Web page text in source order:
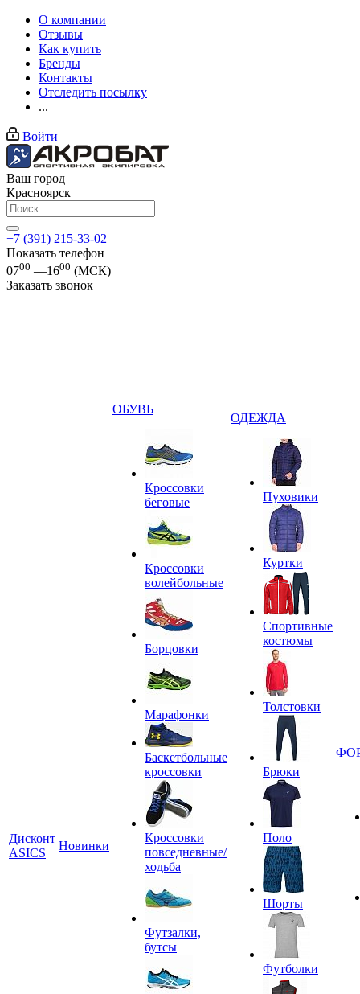
О компании
Отзывы
Как купить
Бренды
Контакты
Отследить посылку
...
Войти
Ваш город
Красноярск
+7 (391) 215-33-02
Показать телефон
0700 —1600 (МСК)
Заказать звонок
Дисконт
ASICS
Новинки
ОБУВЬ
Кроссовки
беговые
Кроссовки
волейбольные
Борцовки
Марафонки
Баскетбольные
кроссовки
Кроссовки
повседневные/
ходьба
Футзалки,
бутсы
ОДЕЖДА
Пуховики
Куртки
Спортивные
костюмы
Толстовки
Брюки
Поло
Шорты
Футболки